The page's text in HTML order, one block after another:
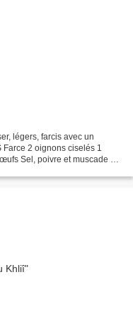
légers, farcis avec un
Farce 2 oignons ciselés 1
Sel, poivre et muscade 1 c